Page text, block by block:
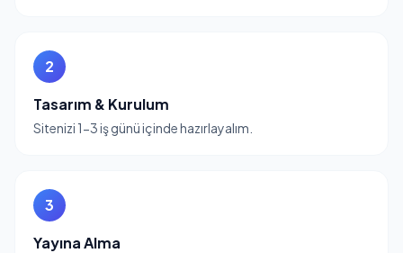
2
Tasarım & Kurulum
Sitenizi 1-3 iş günü içinde hazırlayalım.
3
Yayına Alma